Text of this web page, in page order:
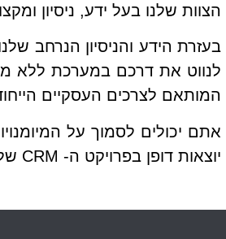
הצוות שלנו בעל ידע, ניסיון
בעזרת הידע והניסיון הנרחב
לנווט את דרכם במערכת ללא
המותאם לצרכים העסקיים
אתם יכולים לסמוך על
יוצאות דופן בפרויקט ה- CRM שלכם.